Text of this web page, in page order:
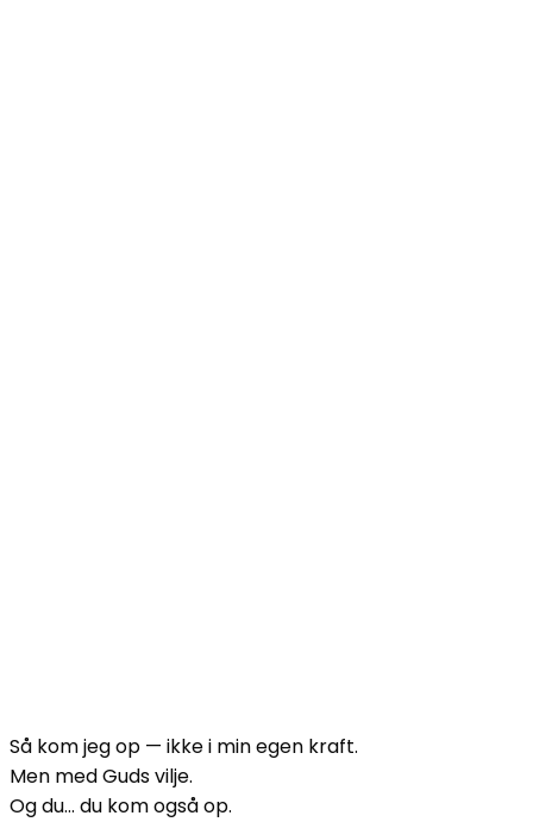
Så kom jeg op — ikke i min egen kraft.
Men med Guds vilje.
Og du… du kom også op.